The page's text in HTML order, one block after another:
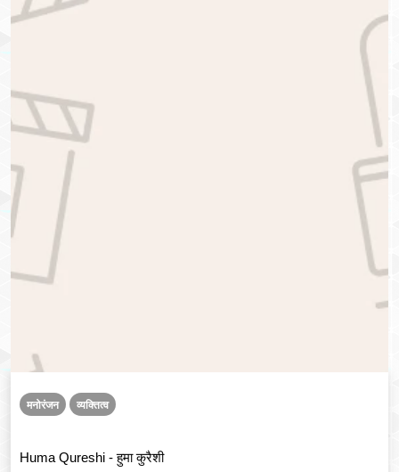
मनोरंजन व्यक्तित्व
Huma Qureshi - हुमा कुरैशी